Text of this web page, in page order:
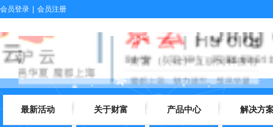
最新活动 关于财富 产品中心 解决方
会员登录 会员注册